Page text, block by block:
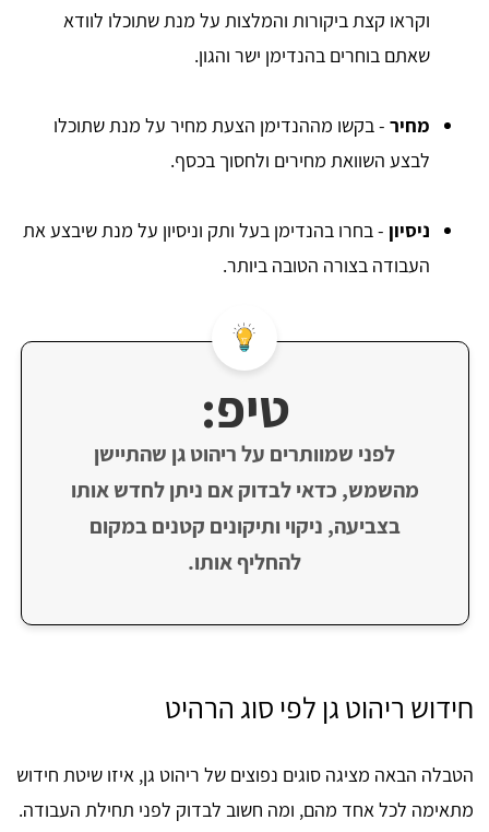
וקראו קצת ביקורות והמלצות על מנת שתוכלו לוודא
שאתם בוחרים בהנדימן ישר והגון.
מחיר - בקשו מההנדימן הצעת מחיר על מנת שתוכלו
לבצע השוואת מחירים ולחסוך בכסף.
ניסיון - בחרו בהנדימן בעל ותק וניסיון על מנת שיבצע את
העבודה בצורה הטובה ביותר.
טיפ:
לפני שמוותרים על ריהוט גן שהתיישן
מהשמש, כדאי לבדוק אם ניתן לחדש אותו
בצביעה, ניקוי ותיקונים קטנים במקום
להחליף אותו.
חידוש ריהוט גן לפי סוג הרהיט
הטבלה הבאה מציגה סוגים נפוצים של ריהוט גן, איזו שיטת חידוש
מתאימה לכל אחד מהם, ומה חשוב לבדוק לפני תחילת העבודה.